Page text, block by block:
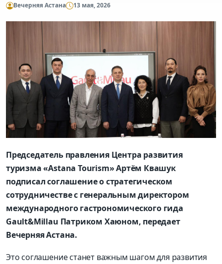
Вечерняя Астана 13 мая, 2026
Председатель правления Центра развития
туризма «Astana Tourism» Артём Квашук
подписал соглашение о стратегическом
сотрудничестве с генеральным директором
международного гастрономического гида
Gault&Millau Патриком Хаюном, передает
Вечерняя Астана.
Это соглашение станет важным шагом для развития